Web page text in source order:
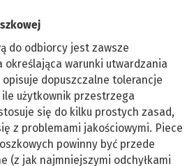
do odbiorcy jest zawsze
warunki utwardzania
dopuszczalne tolerancje
użytkownik przestrzega
się do kilku prostych zasad,
z problemami jakościowymi. Piece
powinny być przede
(z jak najmniejszymi odchyłkami